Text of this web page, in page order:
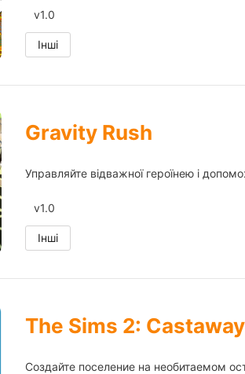
v1.0
Інші
Gravity Rush
Управляйте відважної героїнею і
v1.0
Інші
The Sims 2: Castaway
Создайте поселение на необитаемом